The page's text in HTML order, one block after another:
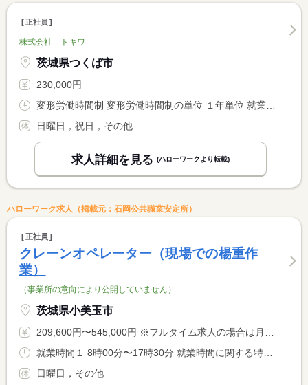
正社員
株式会社 トキワ
茨城県つくば市
230,000円
日曜日，祝日，その他
求人詳細を見る (ハローワークより転載)
ハローワーク求人（掲載元：石岡公共職業安定所）
正社員
クレーンオペレーター（現場での楊重作
業）
（事業所の意向により公開していません）
茨城県小美玉市
209,600円〜545,000円 ※フルタイム求人の場合は月額（換算額）、パート求人の場合は時間額を表示しています。
日曜日，その他